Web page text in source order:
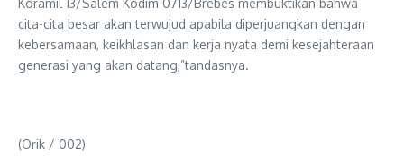
Koramil 13/Salem Kodim 0713/Brebes membuktikan bahwa
cita-cita besar akan terwujud apabila diperjuangkan dengan
kebersamaan, keikhlasan dan kerja nyata demi kesejahteraan
generasi yang akan datang,”tandasnya.
(Orik / 002)